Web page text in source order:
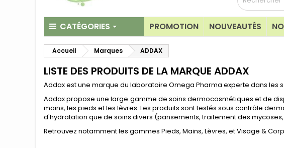
CATÉGORIES
Anti-âge & anti-rides
Anti-rougeurs & peaux sensibles
Anti-tâches & éclaircissants
Boosters & sérums
Eau thermale ou tonique
Gommage & Masque
PROMOTION NOUVEAUTÉS
Accueil Marques ADDAX
LISTE DES PRODUITS DE LA MARQUE ADDAX
Addax est une marque du laboratoire Omega Pharma experte dans les
Addax propose une large gamme de soins dermocosmétiques et de
mains, les pieds et les lèvres. Les produits sont testés sous contrôle
d'hydratation que de soins divers (pansements, traitement des
Retrouvez notamment les gammes Pieds, Mains, Lèvres, et Visage &